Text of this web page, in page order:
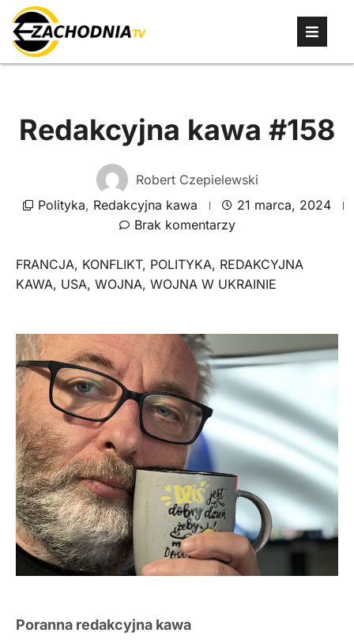
Redakcyjna kawa #158
Robert Czepielewski
Polityka, Redakcyjna kawa
21 marca, 2024
Brak komentarzy
FRANCJA, KONFLIKT, POLITYKA, REDAKCYJNA
KAWA, USA, WOJNA, WOJNA W UKRAINIE
Poranna redakcyjna kawa